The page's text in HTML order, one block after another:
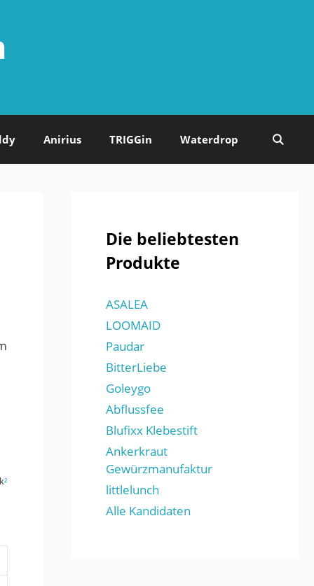
Anirius TRIGGin Waterdrop
²
Die beliebtesten
Produkte
ASALEA
LOOMAID
Paudar
BitterLiebe
Goleygo
Abflussfee
Blufixx Klebestift
Ankerkraut
Gewürzmanufaktur
littlelunch
Alle Kandidaten